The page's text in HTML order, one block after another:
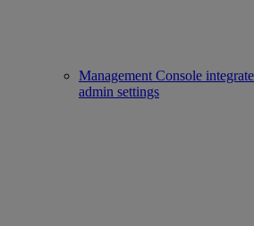
Management Console
admin settings